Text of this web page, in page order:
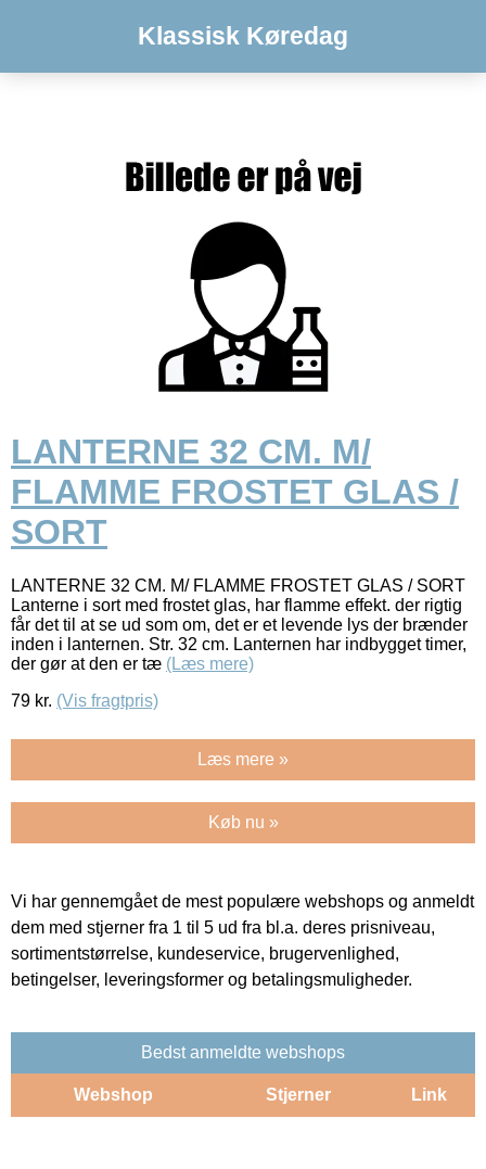
Klassisk Køredag
LANTERNE 32 CM. M/
FLAMME FROSTET GLAS /
SORT
LANTERNE 32 CM. M/ FLAMME FROSTET GLAS / SORT
Lanterne i sort med frostet glas, har flamme effekt. der rigtig
får det til at se ud som om, det er et levende lys der brænder
inden i lanternen. Str. 32 cm. Lanternen har indbygget timer,
der gør at den er tæ (Læs mere)
79 kr. (Vis fragtpris)
Læs mere »
Køb nu »
Vi har gennemgået de mest populære webshops og anmeldt
dem med stjerner fra 1 til 5 ud fra bl.a. deres prisniveau,
sortimentstørrelse, kundeservice, brugervenlighed,
betingelser, leveringsformer og betalingsmuligheder.
Bedst anmeldte webshops
Webshop Stjerner Link